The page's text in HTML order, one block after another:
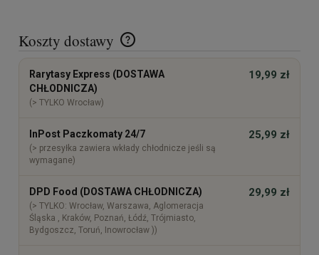
Koszty dostawy
Cena nie zawiera ewentualnych kosztów płatności
Rarytasy Express (DOSTAWA
CHŁODNICZA)
(> TYLKO Wrocław)
19,99 zł
InPost Paczkomaty 24/7
(> przesyłka zawiera wkłady chłodnicze jeśli są
wymagane)
25,99 zł
DPD Food (DOSTAWA CHŁODNICZA)
(> TYLKO: Wrocław, Warszawa, Aglomeracja
Śląska , Kraków, Poznań, Łódź, Trójmiasto,
Bydgoszcz, Toruń, Inowrocław ))
29,99 zł